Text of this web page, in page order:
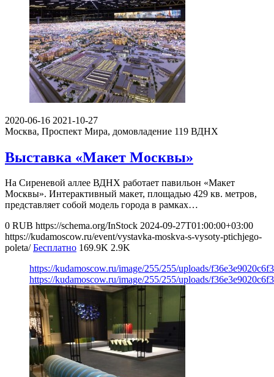
2020-06-16 2021-10-27
Москва, Проспект Мира, домовладение 119 ВДНХ
Выставка «Макет Москвы»
На Сиреневой аллее ВДНХ работает павильон «Макет
Москвы». Интерактивный макет, площадью 429 кв. метров,
представляет собой модель города в рамках…
0 RUB https://schema.org/InStock 2024-09-27T01:00:00+03:00
https://kudamoscow.ru/event/vystavka-moskva-s-vysoty-ptichjego-
poleta/ Бесплатно 169.9K 2.9K
https://kudamoscow.ru/image/255/255/uploads/
https://kudamoscow.ru/image/255/255/uploads/